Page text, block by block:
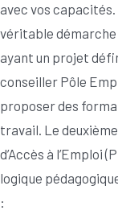
avec vos capacités.
véritable démarche
ayant un projet
conseiller Pôle
proposer des
travail. Le
d’Accès à l’Emploi
logique
: